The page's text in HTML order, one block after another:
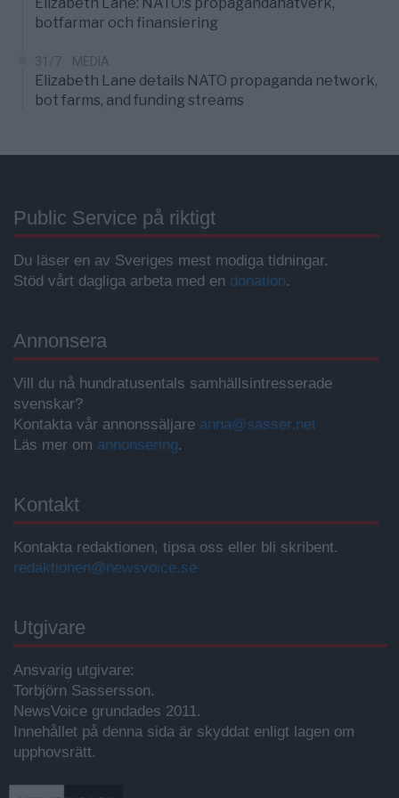
botfarmar och finansiering
31/7 MEDIA
Elizabeth Lane details NATO propaganda network,
bot farms, and funding streams
Public Service på riktigt
Du läser en av Sveriges mest modiga tidningar.
Stöd vårt dagliga arbeta med en donation.
Annonsera
Vill du nå hundratusentals samhällsintresserade
svenskar?
Kontakta vår annonssäljare anna@sasser.net
Läs mer om annonsering.
Kontakt
Kontakta redaktionen, tipsa oss eller bli skribent.
redaktionen@newsvoice.se
Utgivare
Ansvarig utgivare:
Torbjörn Sassersson.
NewsVoice grundades 2011.
Innehållet på denna sida är skyddat enligt lagen om
upphovsrätt.